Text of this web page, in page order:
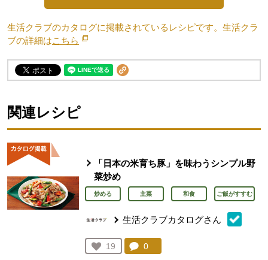
生活クラブのカタログに掲載されているレシピです。生活クラ
ブの詳細はこちら 別のウィンドウで開きます。
関連レシピ
「日本の米育ち豚」を味わうシンプル野
菜炒め
炒める 主菜 和食 ご飯がすすむ
生活クラブカタログさん
お気に入り登録：
19
人が登録
コメント：
0